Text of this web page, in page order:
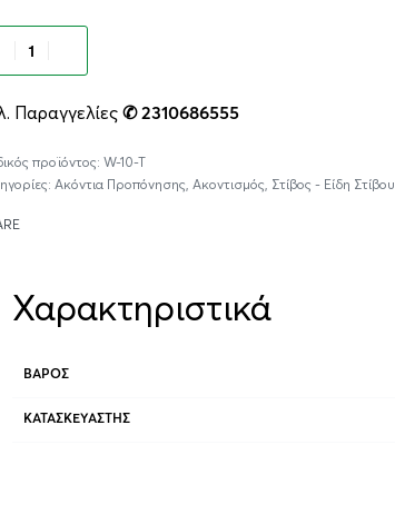
Παραγγελίες ✆ 2310686555
W-10-T
Ακόντια Προπόνησης Ακοντισμός Στίβος - Είδη Στίβου
Χαρακτηριστικά
ΒΆΡΟΣ
ΚΑΤΑΣΚΕΥΑΣΤΉΣ